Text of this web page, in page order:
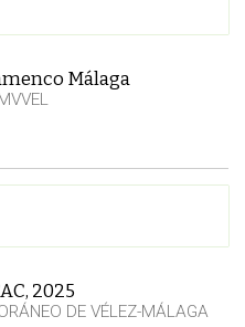
Málaga
2025
DE VÉLEZ-MÁLAGA